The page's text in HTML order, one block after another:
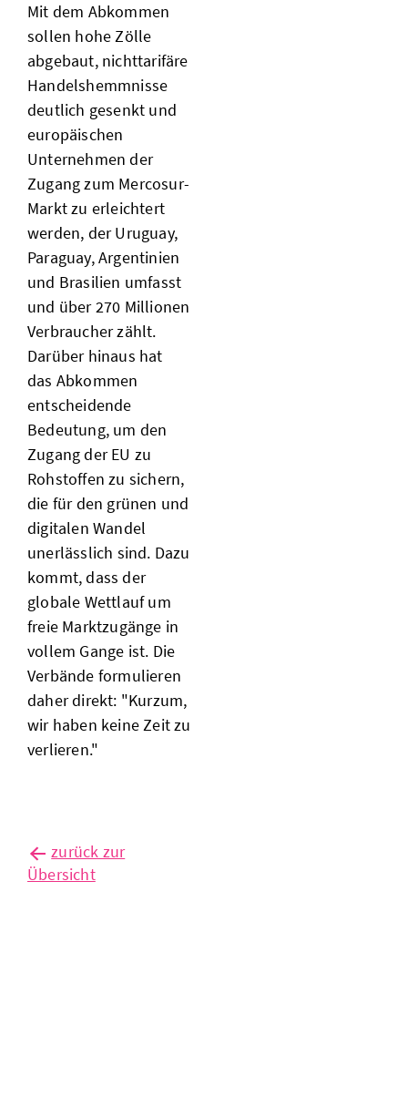
Mit dem Abkommen
sollen hohe Zölle
abgebaut, nichttarifäre
Handelshemmnisse
deutlich gesenkt und
europäischen
Unternehmen der
Zugang zum Mercosur-
Markt zu erleichtert
werden, der Uruguay,
Paraguay, Argentinien
und Brasilien umfasst
und über 270 Millionen
Verbraucher zählt.
Darüber hinaus hat
das Abkommen
entscheidende
Bedeutung, um den
Zugang der EU zu
Rohstoffen zu sichern,
die für den grünen und
digitalen Wandel
unerlässlich sind. Dazu
kommt, dass der
globale Wettlauf um
freie Marktzugänge in
vollem Gange ist. Die
Verbände formulieren
daher direkt: "Kurzum,
wir haben keine Zeit zu
verlieren."
zurück zur
Übersicht